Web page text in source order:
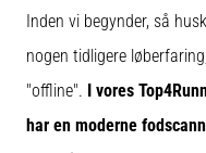
bruges
den…
6. 8. 2026
•
Inden vi begynder, så
nogen tidligere
"offline". I vores
har en moderne